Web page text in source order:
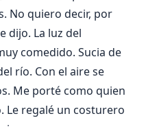
No quiero decir, por
dijo. La luz del
comedido. Sucia de
río. Con el aire se
Me porté como quien
Le regalé un costurero